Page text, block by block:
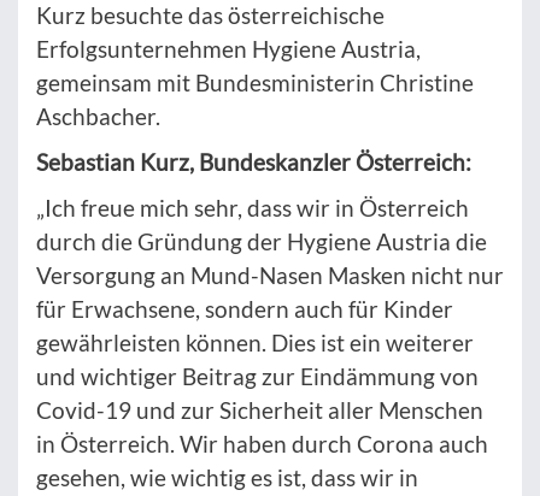
Kurz besuchte das österreichische
Erfolgsunternehmen Hygiene Austria,
gemeinsam mit Bundesministerin Christine
Aschbacher.
Sebastian Kurz, Bundeskanzler Österreich:
„Ich freue mich sehr, dass wir in Österreich
durch die Gründung der Hygiene Austria die
Versorgung an Mund-Nasen Masken nicht nur
für Erwachsene, sondern auch für Kinder
gewährleisten können. Dies ist ein weiterer
und wichtiger Beitrag zur Eindämmung von
Covid-19 und zur Sicherheit aller Menschen
in Österreich. Wir haben durch Corona auch
gesehen, wie wichtig es ist, dass wir in